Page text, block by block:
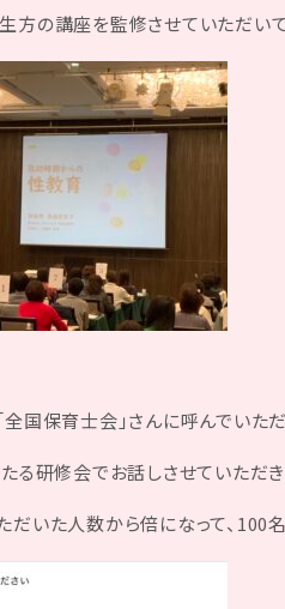
方の講座を監修させていただいて
国保育士会」さんに呼んでいた
る研修会でお話しさせていただき
いた人数から倍になって、100